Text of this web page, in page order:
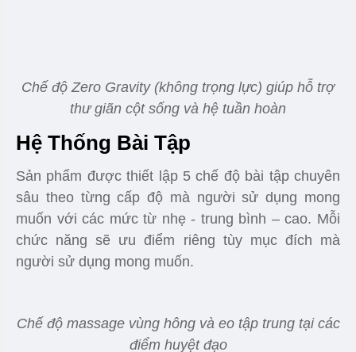
năng Zero Gravity – massage không trọng lực
chắc chắn là yếu tố không thể thiếu. Kết hợp 1
trong 5 bài massage chuyên sâu, tính năng không
trọng lực sẽ đưa cơ thể bạn về trạng thái thoải
rung, túi khí, nhiệt chạm sâu hơn vào cơ thể tăng
hiệu quả mát xa vượt trội.
- Xem thêm các sản phẩm ghế massage giá rẻ
>>> TẠI ĐÂY<<<